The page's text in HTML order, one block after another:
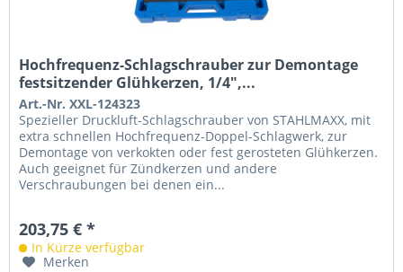
Hochfrequenz-Schlagschrauber zur Demontage
festsitzender Glühkerzen, 1/4",...
Art.-Nr. XXL-124323
Spezieller Druckluft-Schlagschrauber von STAHLMAXX, mit
extra schnellen Hochfrequenz-Doppel-Schlagwerk, zur
Demontage von verkokten oder fest gerosteten Glühkerzen.
Auch geeignet für Zündkerzen und andere
Verschraubungen bei denen ein...
203,75 € *
In Kürze verfügbar
Merken